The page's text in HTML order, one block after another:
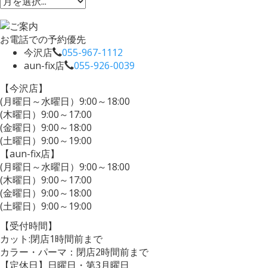
お電話での予約優先
今沢店
055-967-1112
aun-fix店
055-926-0039
【今沢店】
(月曜日～水曜日）9:00～18:00
(木曜日）9:00～17:00
(金曜日）9:00～18:00
(土曜日）9:00～19:00
【aun-fix店】
(月曜日～水曜日）9:00～18:00
(木曜日）9:00～17:00
(金曜日）9:00～18:00
(土曜日）9:00～19:00
【受付時間】
カット:閉店1時間前まで
カラー・パーマ：閉店2時間前まで
【定休日】日曜日・第3月曜日